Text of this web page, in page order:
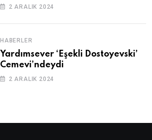
2 ARALIK 2024
HABERLER
Yardımsever ‘Eşekli Dostoyevski’
Cemevi’ndeydi
2 ARALIK 2024